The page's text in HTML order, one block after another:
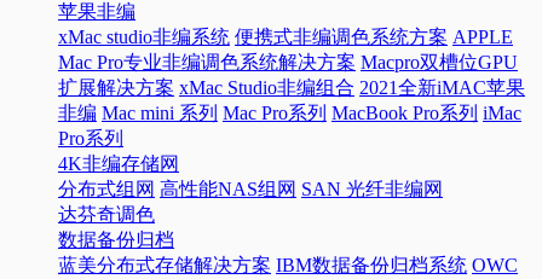
苹果非编
xMac studio非编系统 便携式非编调色系统方案 APPLE
Mac Pro专业非编调色系统解决方案 Macpro双槽位GPU
扩展解决方案 xMac Studio非编组合 2021全新iMAC苹果
非编 Mac mini 系列 Mac Pro系列 MacBook Pro系列 iMac
Pro系列
4K非编存储网
分布式组网 高性能NAS组网 SAN 光纤非编网
达芬奇调色
数据备份归档
蓝美分布式存储解决方案 IBM数据备份归档系统 OWC